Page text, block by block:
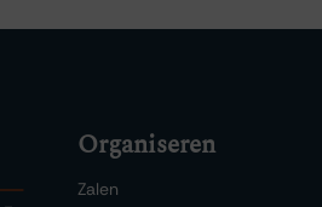
Organiseren
Zalen